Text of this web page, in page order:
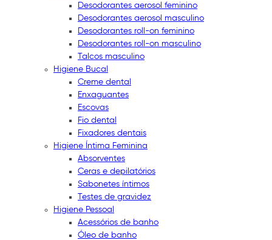
Desodorantes aerosol feminino
Desodorantes aerosol masculino
Desodorantes roll-on feminino
Desodorantes roll-on masculino
Talcos masculino
Higiene Bucal
Creme dental
Enxaguantes
Escovas
Fio dental
Fixadores dentais
Higiene Íntima Feminina
Absorventes
Ceras e depilatórios
Sabonetes íntimos
Testes de gravidez
Higiene Pessoal
Acessórios de banho
Óleo de banho